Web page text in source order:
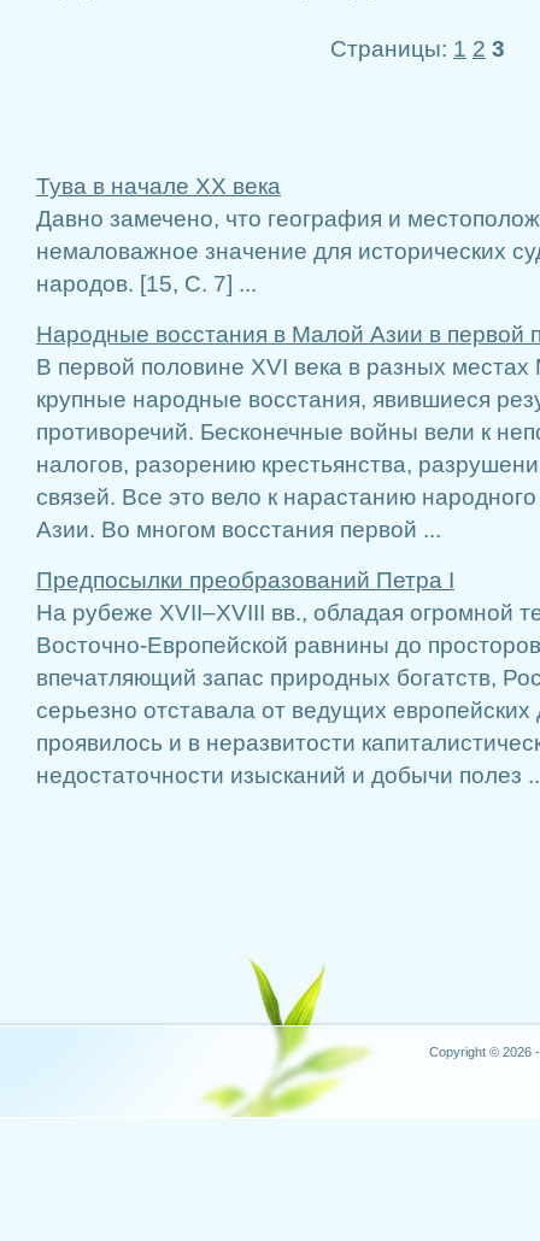
Страницы: 1 2 3
Тува в начале ХХ века
Давно замечено, что география и
немаловажное значение для исторических
народов. [15, С. 7] ...
Народные восстания в Малой Азии в первой
В первой половине XVI века в разных
крупные народные восстания, явившиеся
противоречий. Бесконечные войны вели к
налогов, разорению крестьянства,
связей. Все это вело к нарастанию
Азии. Во многом восстания первой ...
Предпосылки преобразований Петра I
На рубеже XVII–XVIII вв., обладая огромной
Восточно-Европейской равнины до
впечатляющий запас природных богатств,
серьезно отставала от ведущих
проявилось и в неразвитости
недостаточности изысканий и добычи полез
Copyright © 2026